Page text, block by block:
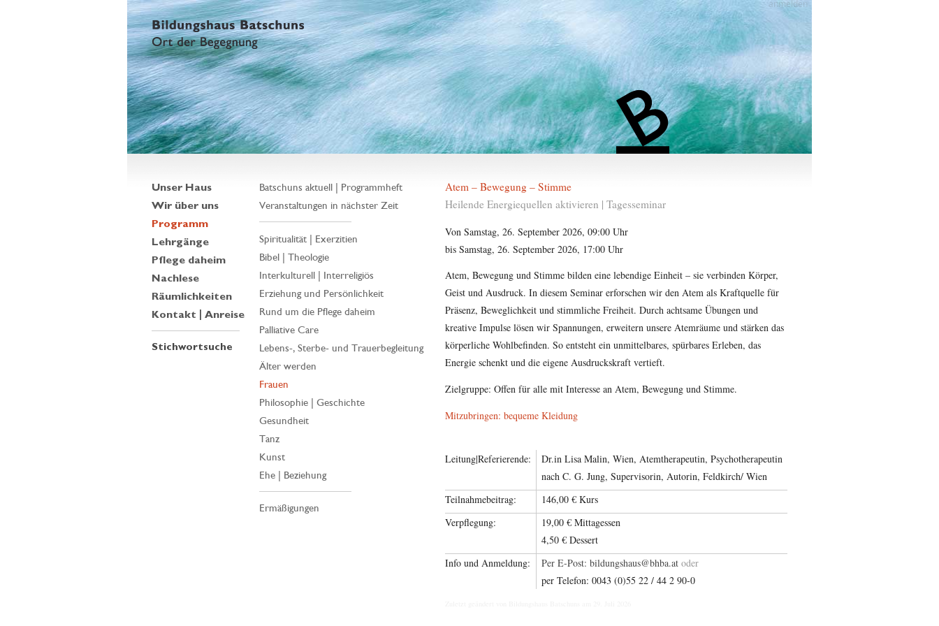
anmelden
Unser Haus
Wir über uns
Programm
Lehrgänge
Pflege daheim
Nachlese
Räumlichkeiten
Kontakt | Anreise
Stichwortsuche
Batschuns aktuell | Programmheft
Veranstaltungen in nächster Zeit
Spiritualität | Exerzitien
Bibel | Theologie
Interkulturell | Interreligiös
Erziehung und Persönlichkeit
Rund um die Pflege daheim
Palliative Care
Lebens-, Sterbe- und Trauerbegleitung
Älter werden
Frauen
Philosophie | Geschichte
Gesundheit
Tanz
Kunst
Ehe | Beziehung
Ermäßigungen
Atem – Bewegung – Stimme
Heilende Energiequellen aktivieren | Tagesseminar
Von Samstag, 26. September 2026, 09:00 Uhr
bis Samstag, 26. September 2026, 17:00 Uhr
Atem, Bewegung und Stimme bilden eine lebendige Einheit – sie verbinden Körper,
Geist und Ausdruck. In diesem Seminar erforschen wir den Atem als Kraftquelle für
Präsenz, Beweglichkeit und stimmliche Freiheit. Durch achtsame Übungen und
kreative Impulse lösen wir Spannungen, erweitern unsere Atemräume und stärken das
körperliche Wohlbefinden. So entsteht ein unmittelbares, spürbares Erleben, das
Energie schenkt und die eigene Ausdruckskraft vertieft.
Zielgruppe: Offen für alle mit Interesse an Atem, Bewegung und Stimme.
Mitzubringen: bequeme Kleidung
Leitung|Referierende:
Dr.in Lisa Malin, Wien, Atemtherapeutin, Psychotherapeutin
nach C. G. Jung, Supervisorin, Autorin, Feldkirch/ Wien
Teilnahmebeitrag:
146,00 € Kurs
Verpflegung:
19,00 € Mittagessen
4,50 € Dessert
Info und Anmeldung:
Per E-Post: ta.abhb@suahsgnudlib oder
per Telefon: 0043 (0)55 22 / 44 2 90-0